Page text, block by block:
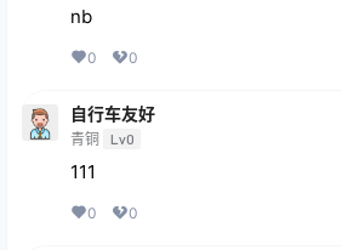
nb
0 0
自行车友好
青铜 Lv0
111
0 0